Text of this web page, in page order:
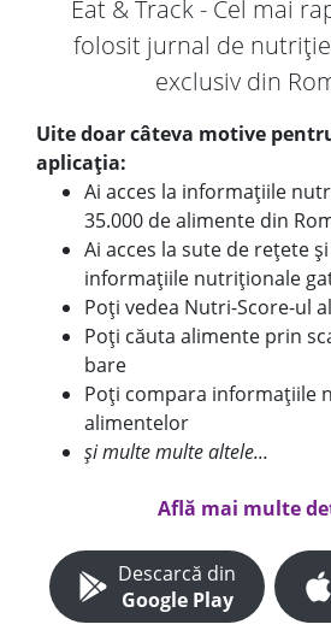
Eat & Track - Cel mai
folosit jurnal de
exclusiv din
Uite doar câteva motive
aplicația:
Ai acces la informațiile
35.000 de alimente din
Ai acces la sute de rețete
informațiile nutriționale
Poți vedea Nutri-Score-ul
Poți căuta alimente prin
bare
Poți compara informațiile
alimentelor
și multe multe altele...
Află mai multe
Descarcă din
Google Play